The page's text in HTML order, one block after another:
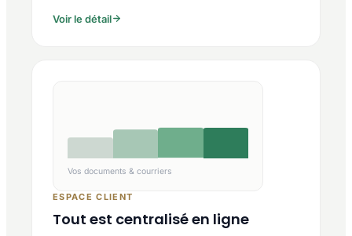
Voir le détail
Vos documents & courriers
ESPACE CLIENT
Tout est centralisé en ligne